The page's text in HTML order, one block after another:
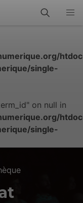
single-
on null in
single-